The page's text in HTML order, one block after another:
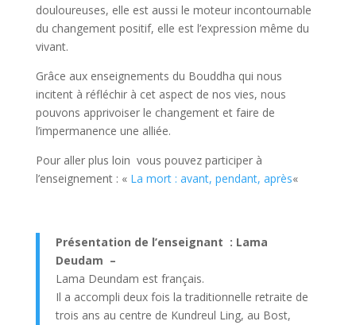
douloureuses, elle est aussi le moteur incontournable
du changement positif, elle est l’expression même du
vivant.
Grâce aux enseignements du Bouddha qui nous
incitent à réfléchir à cet aspect de nos vies, nous
pouvons apprivoiser le changement et faire de
l’impermanence une alliée.
Pour aller plus loin vous pouvez participer à
l’enseignement : « La mort : avant, pendant, après«
Présentation de l’enseignant : Lama
Deudam –
Lama Deundam est français.
Il a accompli deux fois la traditionnelle retraite de
trois ans au centre de Kundreul Ling, au Bost,